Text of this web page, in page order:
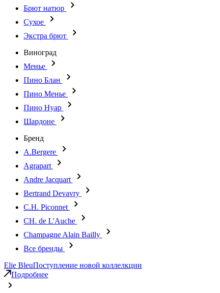
Брют натюр
Сухое
Экстра брют
Виноград
Менье
Пино Блан
Пино Менье
Пино Нуар
Шардоне
Бренд
A.Bergere
Agrapart
Andre Jacquart
Bertrand Devavry
C.H. Piconnet
CH. de L'Auche
Champagne Alain Bailly
Все бренды
Elie BleuПоступление новой коллелкции
Подробнее